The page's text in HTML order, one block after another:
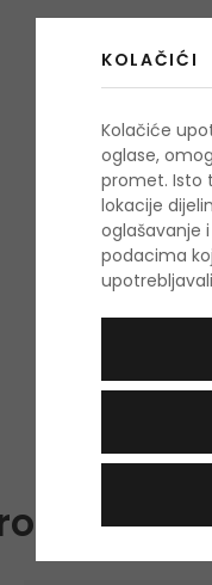
KOLAČIĆI
Kolačiće
oglase,
promet. Isto
lokacije
oglašavanje
podacima